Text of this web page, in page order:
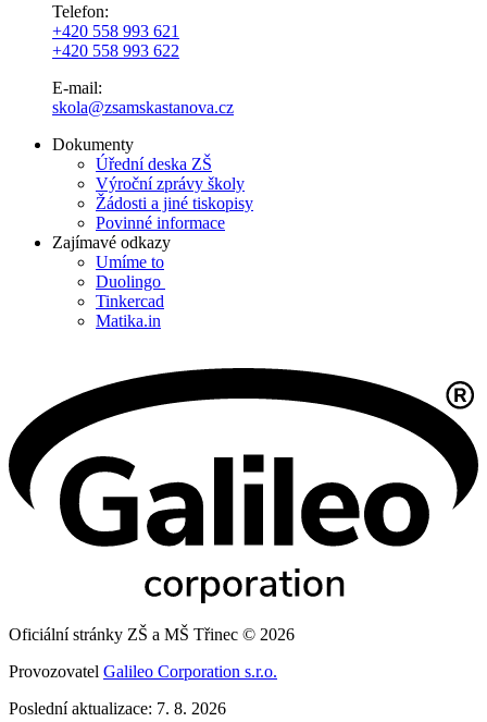
Telefon:
+420 558 993 621
+420 558 993 622
E-mail:
skola@zsamskastanova.cz
Dokumenty
Úřední deska ZŠ
Výroční zprávy školy
Žádosti a jiné tiskopisy
Povinné informace
Zajímavé odkazy
Umíme to
Duolingo
Tinkercad
Matika.in
Oficiální stránky ZŠ a MŠ Třinec © 2026
Provozovatel Galileo Corporation s.r.o.
Poslední aktualizace: 7. 8. 2026